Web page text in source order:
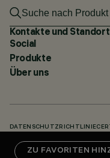
ZU FAVORITEN
Kontakte und
Social
Produkte
Über uns
DATENSCHUTZRICHTLINIE
UNSERE CODES KNOWLEDGE